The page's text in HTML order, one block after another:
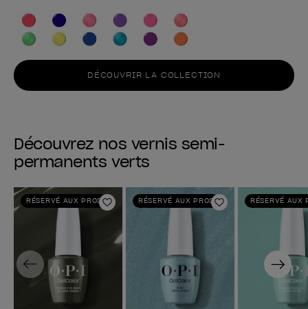
DÉCOUVRIR LA COLLECTION
Découvrez nos vernis semi-
permanents verts
RÉSERVÉ AUX PROS
Ajouter aux favoris
RÉSERVÉ AUX PROS
Ajouter aux
RÉSERVÉ AUX
Previous Next